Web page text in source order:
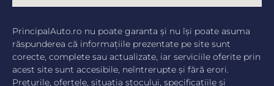
PrincipalAuto.ro nu poate garanta şi nu îşi poate asuma
răspunderea că informaţiile prezentate pe site sunt
corecte, complete sau actualizate, iar serviciile oferite prin
acest site sunt accesibile, neîntrerupte şi fără erori.
Preţurile, ofertele, situaţia stocului, specificaţiile şi